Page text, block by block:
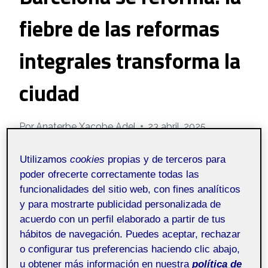
fiebre de las reformas
integrales transforma la
ciudad
PorAnaterbe Xacobe Adel 23 abril, 2025
Pública
Las calles de Barcelona están viviendo una
auténtica revolución silenciosa. No es un nuevo
monumento ni una obra pública a gran escala. Es
algo más íntimo, más cercano y que está
Utilizamoscookies propias y de terceros para
poder ofrecerte correctamente todas las
funcionalidades del sitio web, con fines analíticos
y para mostrarte publicidad personalizada de
acuerdo con un perfil elaborado a partir de tus
hábitos de navegación. Puedes aceptar, rechazar
o configurar tus preferencias haciendo clic abajo,
u obtener más información en nuestra política de